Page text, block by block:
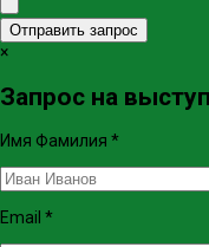
Отправить запрос
×
Запрос на
Имя Фамилия *
Email *